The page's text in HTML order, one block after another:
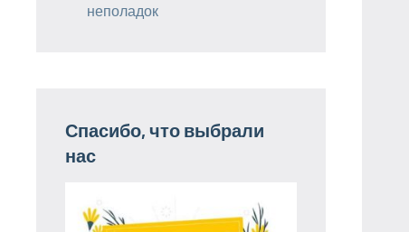
неполадок
Спасибо, что выбрали
нас